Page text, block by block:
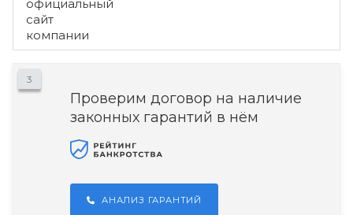
официальный
сайт
компании
3
Проверим договор на наличие
законных гарантий в нём
АНАЛИЗ ГАРАНТИЙ